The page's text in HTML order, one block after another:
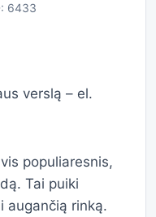
6433
verslą – el.
populiaresnis,
Tai puiki
augančią rinką.